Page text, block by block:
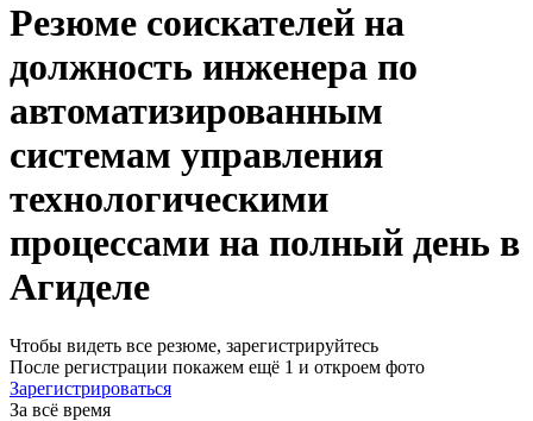
Резюме соискателей на
должность инженера по
автоматизированным
системам управления
технологическими
процессами на полный день в
Агиделе
Чтобы видеть все резюме, зарегистрируйтесь
После регистрации покажем ещё 1 и откроем фото
Зарегистрироваться
За всё время